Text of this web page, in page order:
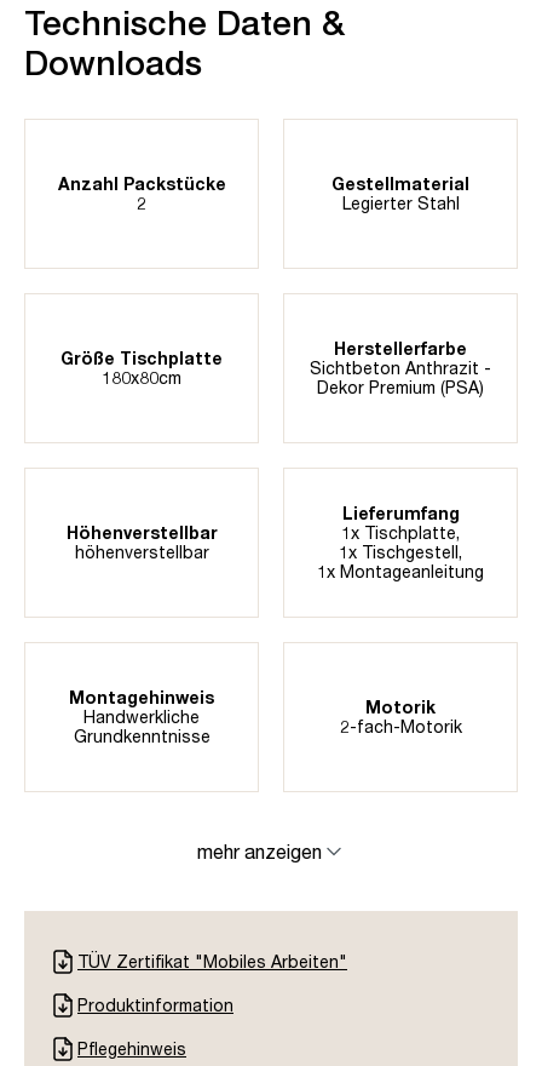
Technische Daten &
Downloads
Anzahl Packstücke
2
Gestellmaterial
Legierter Stahl
Größe Tischplatte
180x80cm
Herstellerfarbe
Sichtbeton Anthrazit -
Dekor Premium (PSA)
Höhenverstellbar
höhenverstellbar
Lieferumfang
1x Tischplatte,
1x Tischgestell,
1x Montageanleitung
Montagehinweis
Handwerkliche
Grundkenntnisse
Motorik
2-fach-Motorik
mehr anzeigen
TÜV Zertifikat "Mobiles Arbeiten"
Produktinformation
Pflegehinweis